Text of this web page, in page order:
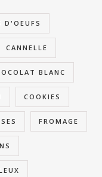
D'OEUFS
CANNELLE
BLANC
COOKIES
FROMAGE